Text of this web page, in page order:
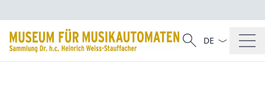
Suche
Suche
Sprach